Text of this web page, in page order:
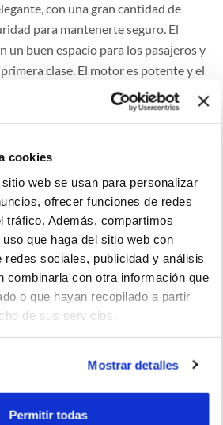
cookies
web se usan para personalizar
ofrecer funciones de redes
tráfico. Además, compartimos
que haga del sitio web con
redes sociales, publicidad y análisis
combinarla con otra información que
o que hayan recopilado a partir
de sus servicios.
Mostrar detalles
Permitir todas
con una gran cantidad de
para mantenerte seguro. El
un buen espacio para los pasajeros y
clase. El motor es potente y el
que hace que este coche sea una
que buscan un coche de
no coincidir con el vehículo
información publicada ha sido
ofertante del renting y tiene solo
contractuales.
16186 4m-5m Última actualización: